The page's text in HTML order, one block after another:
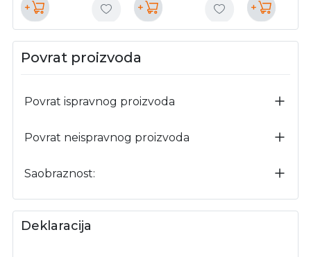
+ + +
Povrat proizvoda
Povrat ispravnog proizvoda
Povrat neispravnog proizvoda
Saobraznost:
Deklaracija